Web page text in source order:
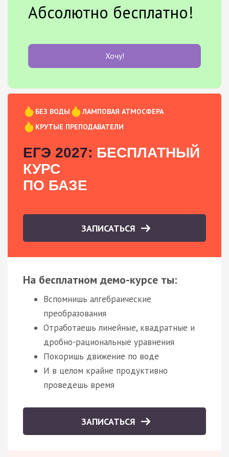
Абсолютно бесплатно!
Хочу!
БЕЗ ВОДЫ
ЛАМПОВАЯ АТМОСФЕРА
КРУТЫЕ ПРЕПОДАВАТЕЛИ
ЕГЭ 2027: БЕСПЛАТНЫЙ
КУРС
ПО БАЗЕ
ЗАПИСАТЬСЯ
На бесплатном демо-курсе ты:
Вспомнишь алгебраические
преобразования
Отработаешь линейные, квадратные и
дробно-рациональные уравнения
Покоришь движение по воде
И в целом крайне продуктивно
проведешь время
ЗАПИСАТЬСЯ